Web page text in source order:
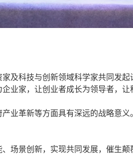
科技与创新领域科学家共同发起
业家，让创业者成长为领导者，让
革新等方面具有深远的战略意义
景创新，实现共同发展，催生颠